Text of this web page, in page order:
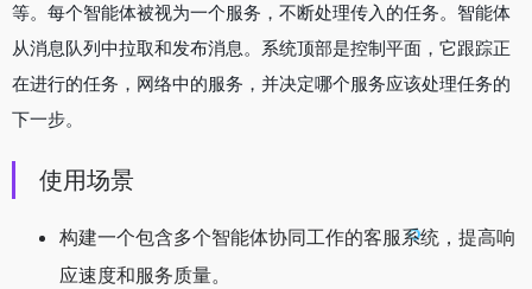
等。每个智能体被视为一个服务，不断处理传入的任务。智能体
从消息队列中拉取和发布消息。系统顶部是控制平面，它跟踪正
在进行的任务，网络中的服务，并决定哪个服务应该处理任务的
下一步。
使用场景
构建一个包含多个智能体协同工作的客服系统，提高响
应速度和服务质量。